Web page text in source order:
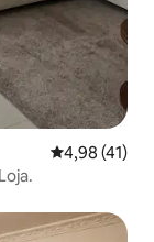
Calificación
4,98 (41)